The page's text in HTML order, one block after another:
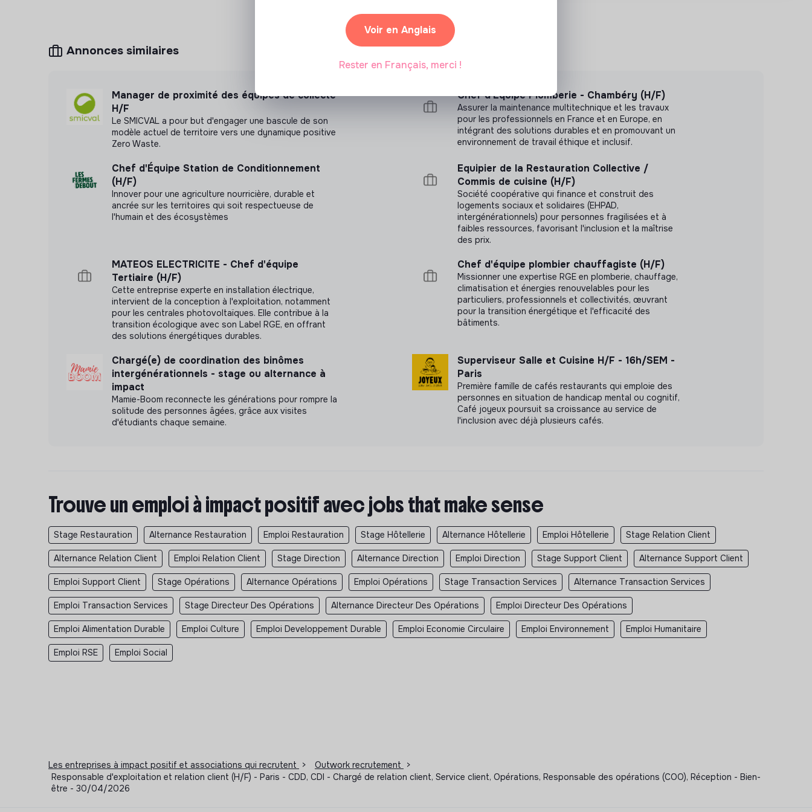
Annonces similaires
Manager de proximité des équipes de collecte
H/F
Le SMICVAL a pour but d'engager une bascule de son
modèle actuel de territoire vers une dynamique positive
Zero Waste.
Chef d'Equipe Plomberie - Chambéry (H/F)
Assurer la maintenance multitechnique et les travaux
pour les professionnels en France et en Europe, en
intégrant des solutions durables et en promouvant un
environnement de travail éthique et inclusif.
Chef d'Équipe Station de Conditionnement
(H/F)
Innover pour une agriculture nourricière, durable et
ancrée sur les territoires qui soit respectueuse de
l'humain et des écosystèmes
Equipier de la Restauration Collective /
Commis de cuisine (H/F)
Société coopérative qui finance et construit des
logements sociaux et solidaires (EHPAD,
intergénérationnels) pour personnes fragilisées et à
faibles ressources, favorisant l'inclusion et la maîtrise
des prix.
MATEOS ELECTRICITE - Chef d'équipe
Tertiaire (H/F)
Cette entreprise experte en installation électrique,
intervient de la conception à l'exploitation, notamment
pour les centrales photovoltaïques. Elle contribue à la
transition écologique avec son Label RGE, en offrant
des solutions énergétiques durables.
Chef d'équipe plombier chauffagiste (H/F)
Missionner une expertise RGE en plomberie, chauffage,
climatisation et énergies renouvelables pour les
particuliers, professionnels et collectivités, œuvrant
pour la transition énergétique et l'efficacité des
bâtiments.
Chargé(e) de coordination des binômes
intergénérationnels - stage ou alternance à
impact
Mamie-Boom reconnecte les générations pour rompre la
solitude des personnes âgées, grâce aux visites
d'étudiants chaque semaine.
Superviseur Salle et Cuisine H/F - 16h/SEM -
Paris
Première famille de cafés restaurants qui emploie des
personnes en situation de handicap mental ou cognitif,
Café joyeux poursuit sa croissance au service de
l'inclusion avec déjà plusieurs cafés.
Trouve un emploi à impact positif avec jobs that make sense
Stage Restauration Alternance Restauration Emploi Restauration Stage Hôtellerie Alternance Hôtellerie Emploi Hôtellerie Stage Relation Client
Alternance Relation Client Emploi Relation Client Stage Direction Alternance Direction Emploi Direction Stage Support Client Alternance Support Client
Emploi Support Client Stage Opérations Alternance Opérations Emploi Opérations Stage Transaction Services Alternance Transaction Services
Emploi Transaction Services Stage Directeur Des Opérations Alternance Directeur Des Opérations Emploi Directeur Des Opérations
Emploi Alimentation Durable Emploi Culture Emploi Developpement Durable Emploi Economie Circulaire Emploi Environnement Emploi Humanitaire
Emploi RSE Emploi Social
Les entreprises à impact positif et associations qui recrutent > Outwork recrutement
>
Responsable d'exploitation et relation client (H/F) - Paris - CDD, CDI - Chargé de relation client, Service client, Opérations, Responsable des opérations (COO), Réception - Bien-
être - 30/04/2026
Voir en Anglais
Rester en Français, merci !